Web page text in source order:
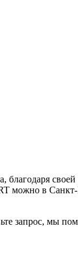
благодаря
можно в
запрос, мы